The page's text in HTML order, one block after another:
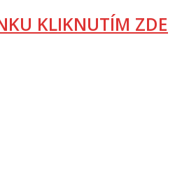
KLIKNUTÍM ZDE